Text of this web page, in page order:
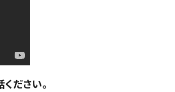
ださい。